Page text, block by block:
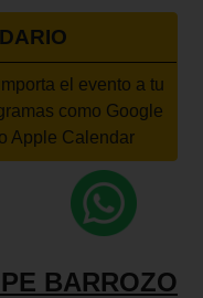
el evento a tu
como Google
Apple Calendar
BARROZO